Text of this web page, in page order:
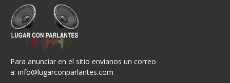
Para anunciar en el sitio envianos un correo
a: info@lugarconparlantes.com